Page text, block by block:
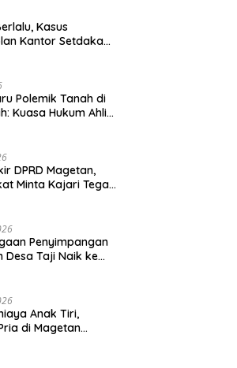
Kasus
Kantor Setdakab
Polemik Tanah di
Kuasa Hukum Ahli
DPRD Magetan,
Minta Kajari Tegak
Penyimpangan
Desa Taji Naik ke
Anak Tiri,
di Magetan